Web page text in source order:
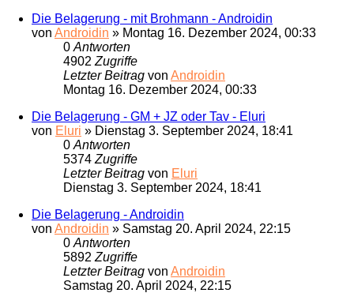
Die Belagerung - mit Brohmann - Androidin
von Androidin » Montag 16. Dezember 2024, 00:33
0Antworten
4902Zugriffe
Letzter Beitrag von Androidin
Montag 16. Dezember 2024, 00:33
Die Belagerung - GM + JZ oder Tav - Eluri
von Eluri » Dienstag 3. September 2024, 18:41
0Antworten
5374Zugriffe
Letzter Beitrag von Eluri
Dienstag 3. September 2024, 18:41
Die Belagerung - Androidin
von Androidin » Samstag 20. April 2024, 22:15
0Antworten
5892Zugriffe
Letzter Beitrag von Androidin
Samstag 20. April 2024, 22:15